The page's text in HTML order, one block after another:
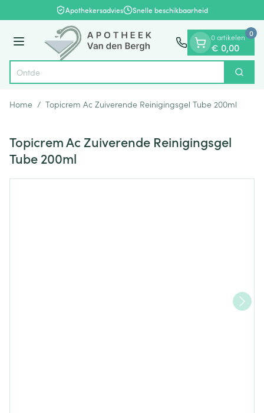
Ga naar de inhoudApothekersadvies Snelle beschikbaarheid
Menu
Product, merk, categorie... Zoek
0 artikelen
€ 0,00
0
Home / Topicrem Ac Zuiverende Reinigingsgel Tube 200ml
Topicrem Ac Zuiverende Reinigingsgel
Tube 200ml